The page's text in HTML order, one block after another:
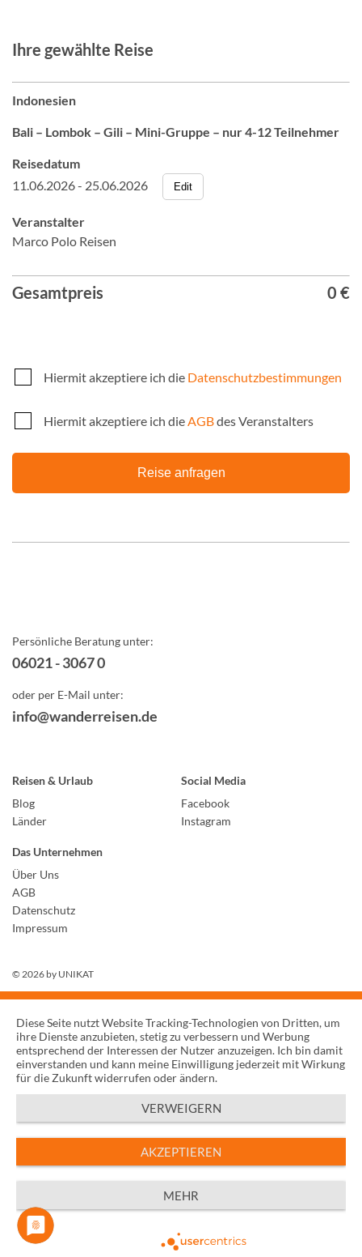
Ihre gewählte Reise
Indonesien
Bali – Lombok – Gili – Mini-Gruppe – nur 4-12 Teilnehmer
Reisedatum
11.06.2026 - 25.06.2026
Edit
Veranstalter
Marco Polo Reisen
Gesamtpreis 0 €
Hiermit akzeptiere ich die Datenschutzbestimmungen
Hiermit akzeptiere ich dieAGBdes Veranstalters
Reise anfragen
Persönliche Beratung unter:
06021 - 3067 0
oder per E-Mail unter:
info@wanderreisen.de
Reisen & Urlaub
Blog
Länder
Social Media
Facebook
Instagram
Das Unternehmen
Über Uns
AGB
Datenschutz
Impressum
© 2026 by UNIKAT
Diese Seite nutzt Website Tracking-Technologien von Dritten, um
ihre Dienste anzubieten, stetig zu verbessern und Werbung
entsprechend der Interessen der Nutzer anzuzeigen. Ich bin damit
einverstanden und kann meine Einwilligung jederzeit mit Wirkung
für die Zukunft widerrufen oder ändern.
VERWEIGERN
AKZEPTIEREN
MEHR